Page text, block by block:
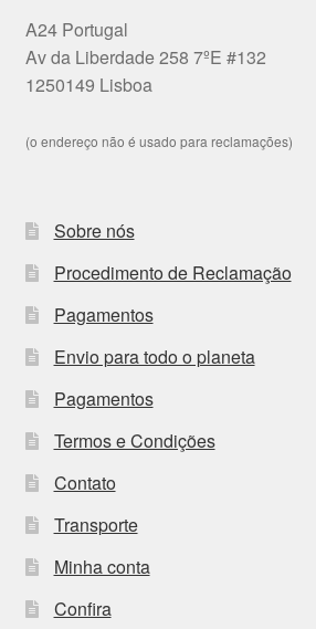
A24 Portugal
Av da Liberdade 258 7ºE #132
1250149 Lisboa
(o endereço não é usado para reclamações)
Sobre nós
Procedimento de Reclamação
Pagamentos
Envio para todo o planeta
Pagamentos
Termos e Condições
Contato
Transporte
Minha conta
Confira